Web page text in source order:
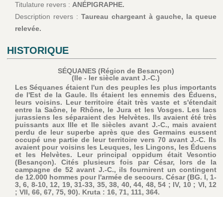
Titulature revers : ANÉPIGRAPHE.
Description revers : Taureau chargeant à gauche, la queue
relevée.
HISTORIQUE
SÉQUANES (Région de Besançon)
(IIe - Ier siècle avant J.-C.)
Les Séquanes étaient l'un des peuples les plus importants
de l'Est de la Gaule. Ils étaient les ennemis des Éduens,
leurs voisins. Leur territoire était très vaste et s'étendait
entre la Saône, le Rhône, le Jura et les Vosges. Les lacs
jurassiens les séparaient des Helvètes. Ils avaient été très
puissants aux IIIe et IIe siècles avant J.-C., mais avaient
perdu de leur superbe après que des Germains eussent
occupé une partie de leur territoire vers 70 avant J.-C. Ils
avaient pour voisins les Leuques, les Lingons, les Éduens
et les Helvètes. Leur principal oppidum était Vesontio
(Besançon). Cités plusieurs fois par César, lors de la
campagne de 52 avant J.-C., ils fournirent un contingent
de 12.000 hommes pour l'armée de secours. César (BG. I, 1-
3, 6, 8-10, 12, 19, 31-33, 35, 38, 40, 44, 48, 54 ; IV, 10 ; VI, 12
; VII, 66, 67, 75, 90). Kruta : 16, 71, 111, 364.